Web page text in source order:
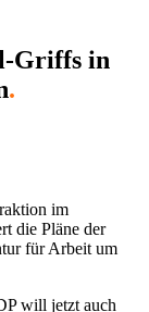
Griffs in
.
im
die Pläne der
für Arbeit um
will jetzt auch